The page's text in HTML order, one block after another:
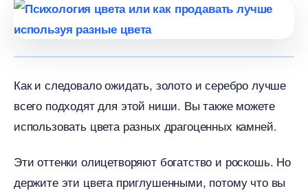
Как и следовало ожидать, золото и серебро лучше
сего подходят для этой ниши. Вы также можете
использовать цвета разных драгоценных камней.
Эти оттенки олицетворяют богатство и роскошь. Но
держите эти цвета приглушенными, потому что вы